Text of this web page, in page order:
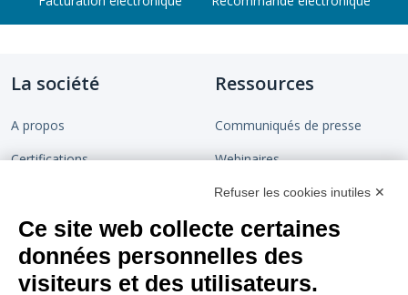
La société
A propos
Certifications
Rejoignez-nous
Contact
Ressources
Communiqués de presse
Webinaires
Chaîne de confiance
Blog
Refuser les cookies inutiles ✕
Ce site web collecte certaines
données personnelles des
visiteurs et des utilisateurs.